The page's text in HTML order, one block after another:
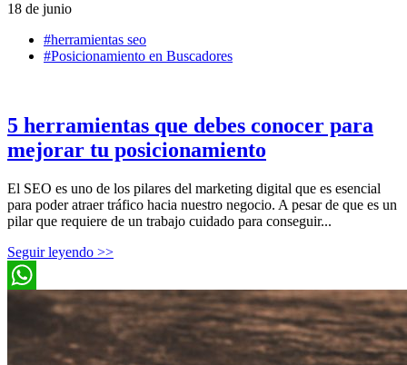
18 de junio
#herramientas seo
#Posicionamiento en Buscadores
5 herramientas que debes conocer para
mejorar tu posicionamiento
El SEO es uno de los pilares del marketing digital que es esencial
para poder atraer tráfico hacia nuestro negocio. A pesar de que es un
pilar que requiere de un trabajo cuidado para conseguir...
Seguir leyendo >>
WhatsApp